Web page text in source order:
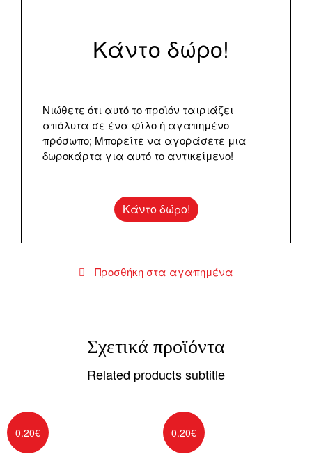
Κάντο δώρο!
Νιώθετε ότι αυτό το προϊόν ταιριάζει
απόλυτα σε ένα φίλο ή αγαπημένο
πρόσωπο; Μπορείτε να αγοράσετε μια
δωροκάρτα για αυτό το αντικείμενο!
Κάντο δώρο!
Προσθήκη στα αγαπημένα
Σχετικά προϊόντα
Related products subtitle
0.20€ 0.20€